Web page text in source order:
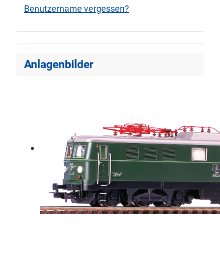
Benutzername vergessen?
Anlagenbilder